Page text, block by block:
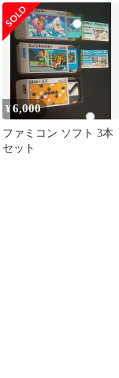
¥6,000
ファミコン ソフト 3本
セット